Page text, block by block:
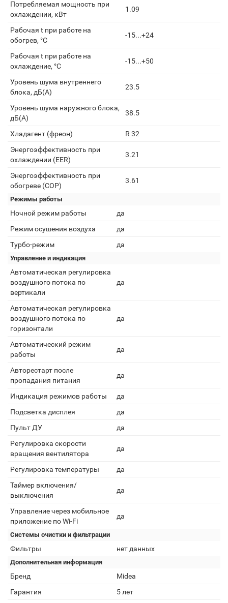
Потребляемая мощность при
охлаждении, кВт
1.09
Рабочая t при работе на
обогрев, °С
-15...+24
Рабочая t при работе на
охлаждение, °С
-15...+50
Уровень шума внутреннего
блока, дБ(А)
23.5
Уровень шума наружного блока,
дБ(А)
38.5
Хладагент (фреон)
R 32
Энергоэффективность при
охлаждении (EER)
3.21
Энергоэффективность при
обогреве (COP)
3.61
Режимы работы
Ночной режим работы
да
Режим осушения воздуха
да
Турбо-режим
да
Управление и индикация
Автоматическая регулировка
воздушного потока по
вертикали
да
Автоматическая регулировка
воздушного потока по
горизонтали
да
Автоматический режим
работы
да
Авторестарт после
пропадания питания
да
Индикация режимов работы
да
Подсветка дисплея
да
Пульт ДУ
да
Регулировка скорости
вращения вентилятора
да
Регулировка температуры
да
Таймер включения/
выключения
да
Управление через мобильное
приложение по Wi-Fi
да
Системы очистки и фильтрации
Фильтры нет данных
Дополнительная информация
Бренд
Midea
Гарантия
5 лет